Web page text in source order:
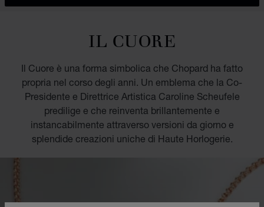
IL CUORE
Il Cuore è una forma simbolica che Chopard ha fatto
propria nel corso degli anni. Un emblema che la Co-
Presidente e Direttrice Artistica Caroline Scheufele
predilige e che reinventa brillantemente e
instancabilmente attraverso versioni da giorno e
splendide creazioni uniche di Haute Horlogerie.